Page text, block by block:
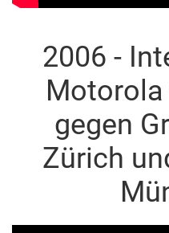
2006 -
Motorola
gegen
Zürich